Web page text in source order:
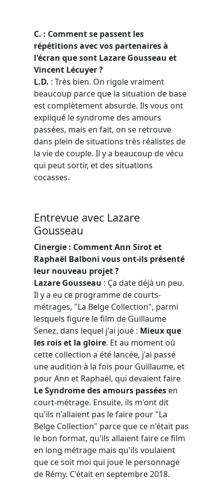
C. : Comment se passent les
répétitions avec vos partenaires à
l'écran que sont Lazare Gousseau et
Vincent Lécuyer ?
L.D. : Très bien. On rigole vraiment
beaucoup parce que la situation de base
est complètement absurde. Ils vous ont
expliqué le syndrome des amours
passées, mais en fait, on se retrouve
dans plein de situations très réalistes de
la vie de couple. Il y a beaucoup de vécu
qui peut sortir, et des situations
cocasses.
Entrevue avec Lazare
Gousseau
Cinergie : Comment Ann Sirot et
Raphaël Balboni vous ont-ils présenté
leur nouveau projet?
Lazare Gousseau : Ça date déjà un peu.
Il y a eu ce programme de courts-
métrages, "La Belge Collection", parmi
lesquels figure le film de Guillaume
Senez, dans lequel j'ai joué : Mieux que
les rois et la gloire. Et au moment où
cette collection a été lancée, j'ai passé
une audition à la fois pour Guillaume, et
pour Ann et Raphaël, qui devaient faire
Le Syndrome des amours passées en
court-métrage. Ensuite, ils m'ont dit
qu'ils n'allaient pas le faire pour "La
Belge Collection" parce que ce n'était pas
le bon format, qu'ils allaient faire ce film
en long métrage mais qu'ils voulaient
que ce soit moi qui joue le personnage
de Rémy. C'était en septembre 2018.